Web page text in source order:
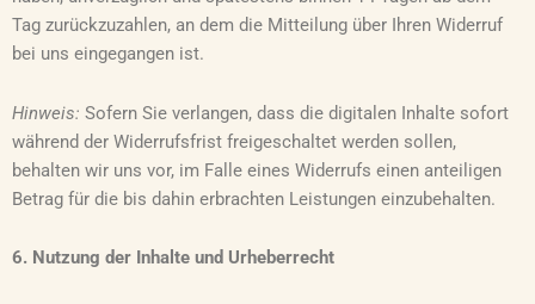
Tag zurückzuzahlen, an dem die Mitteilung über Ihren Widerruf
bei uns eingegangen ist.
Hinweis: Sofern Sie verlangen, dass die digitalen Inhalte sofort
während der Widerrufsfrist freigeschaltet werden sollen,
behalten wir uns vor, im Falle eines Widerrufs einen anteiligen
Betrag für die bis dahin erbrachten Leistungen einzubehalten.
6. Nutzung der Inhalte und Urheberrecht